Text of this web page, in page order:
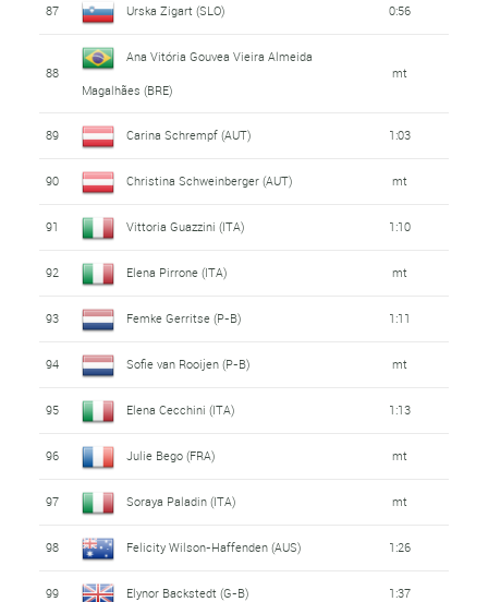
87 Urska Zigart (SLO) 0:56
88
Ana Vitória Gouvea Vieira Almeida
Magalhães (BRE)
mt
89 Carina Schrempf (AUT) 1:03
90 Christina Schweinberger (AUT) mt
91 Vittoria Guazzini (ITA) 1:10
92 Elena Pirrone (ITA) mt
93 Femke Gerritse (P-B) 1:11
94 Sofie van Rooijen (P-B) mt
95 Elena Cecchini (ITA) 1:13
96 Julie Bego (FRA) mt
97 Soraya Paladin (ITA) mt
98 Felicity Wilson-Haffenden (AUS) 1:26
99 Elynor Backstedt (G-B) 1:37